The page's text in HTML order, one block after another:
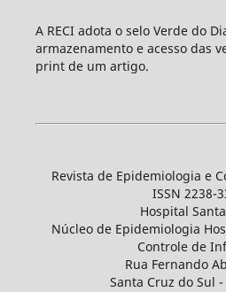
A RECI adota o selo Verde do
armazenamento e acesso das
print de um artigo.
Revista de Epidemiologia e
ISSN 2238-
Hospital
Núcleo de Epidemiologia
Controle de
Rua Fernando
Santa Cruz do Sul -